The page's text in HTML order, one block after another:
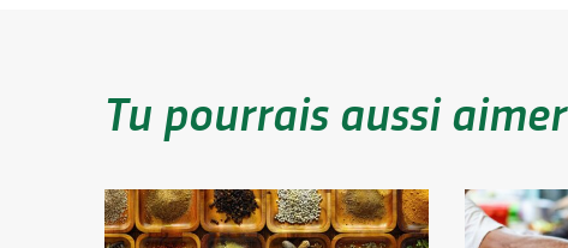
Tu pourrais aussi aimer